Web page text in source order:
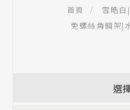
首頁
雪皓白
免螺絲角鋼架|
選
消光黑|免螺絲角鋼架